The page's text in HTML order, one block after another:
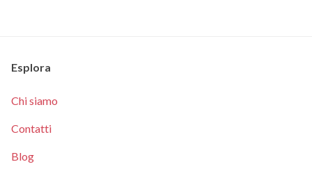
Esplora
Chi siamo
Contatti
Blog